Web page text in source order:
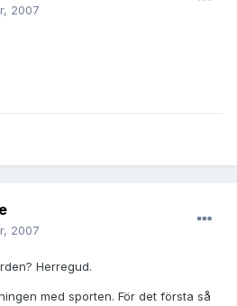
2007
2007
Herregud.
med sporten. För det första så